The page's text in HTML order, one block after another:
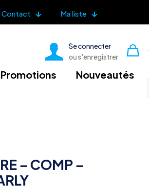
Contact Ma liste
Se connecter
ou s'enregistrer
Promotions
Nouveautés
– COMP –